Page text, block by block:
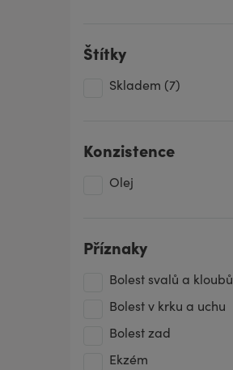
Štítky
(7)
Skladem
Konzistence
Olej
Příznaky
Bolest svalů a kloubů
Bolest v krku a uchu
Bolest zad
Ekzém